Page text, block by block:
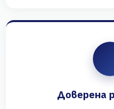
Доверена